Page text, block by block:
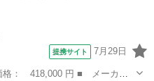
提携サイト 7月29日